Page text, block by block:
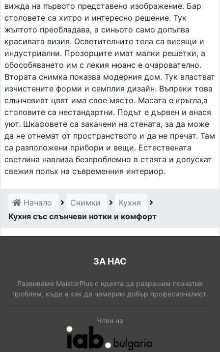
вижда на първото представено изображение. Бар
столовете са хитро и интересно решение. Тук
жълтото преобладава, а синьото само допълва
красивата визия. Осветителните тела са висящи и
индустриални. Прозорците имат малки решетки, а
обособяването им с лекия нюанс е очарователно.
Втората снимка показва модерния дом. Тук властват
изчистените форми и семплия дизайн. Въпреки това
слънчевият цвят има свое място. Масата е кръгла,а
столовите са нестандартни. Подът е дървен и внася
уют. Шкафовете са закачени на стената, за да може
да не отнемат от пространството и да не пречат. Там
са разположени прибори и вещи. Естествената
светлина навлиза безпроблемно в стаята и допускат
свежия полъх на съвременния интериор.
Начало Снимки
Кухня
Кухня със слънчеви нотки и комфорт
ЗА НАС
Развиваме MaistorPlus с идеята да разрешим познатия
проблем, къде и как да намерим добър професионалист.
Член на